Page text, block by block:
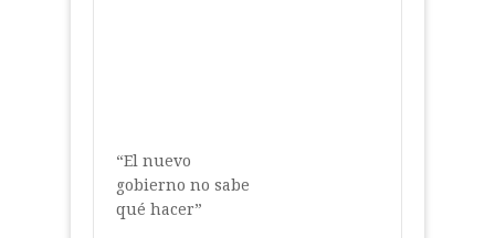
“El nuevo
gobierno no sabe
qué hacer”